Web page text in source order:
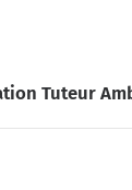
Tuteur